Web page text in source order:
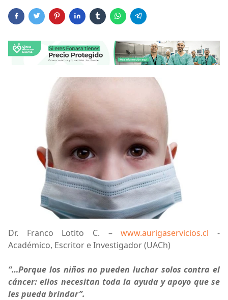
Dr. Franco Lotito C. –www.aurigaservicios.cl -
Académico, Escritor e Investigador (UACh)
“…Porque los niños no pueden luchar solos contra el
cáncer: ellos necesitan toda la ayuda y apoyo que se
les pueda brindar”.